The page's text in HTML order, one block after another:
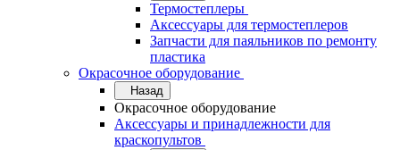
Термостеплеры
Аксессуары для термостеплеров
Запчасти для паяльников по ремонту
пластика
Окрасочное оборудование
Назад
Окрасочное оборудование
Аксессуары и принадлежности для
краскопультов